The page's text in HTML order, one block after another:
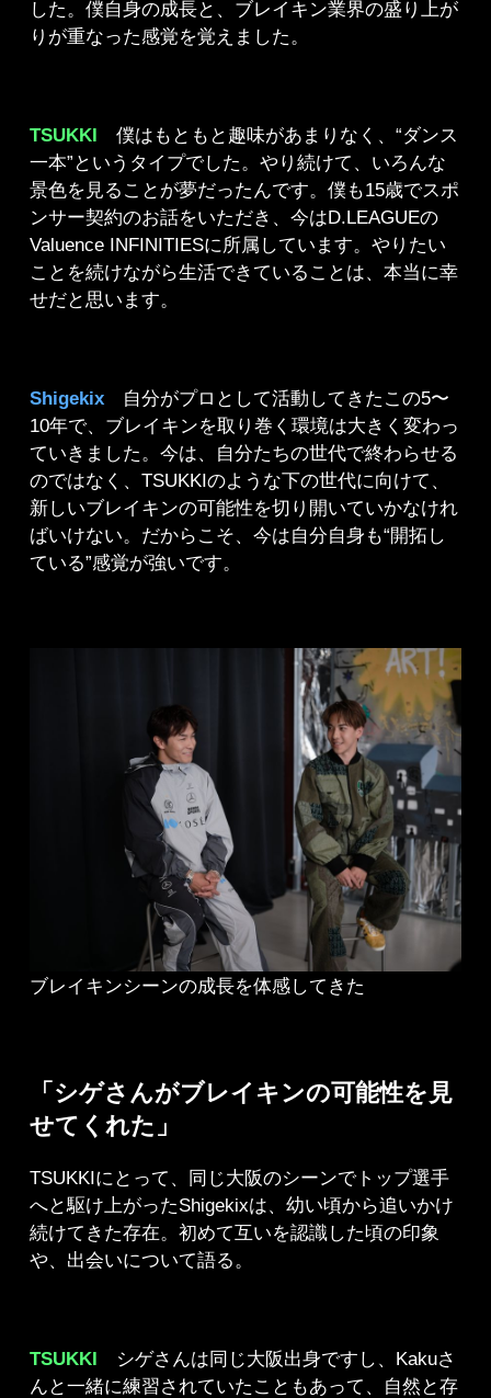
した。僕自身の成長と、ブレイキン業界の盛り上が
りが重なった感覚を覚えました。
TSUKKI 僕はもともと趣味があまりなく、“ダンス
一本”というタイプでした。やり続けて、いろんな
景色を見ることが夢だったんです。僕も15歳でスポ
ンサー契約のお話をいただき、今はD.LEAGUEの
Valuence INFINITIESに所属しています。やりたい
ことを続けながら生活できていることは、本当に幸
せだと思います。
Shigekix 自分がプロとして活動してきたこの5〜
10年で、ブレイキンを取り巻く環境は大きく変わっ
ていきました。今は、自分たちの世代で終わらせる
のではなく、TSUKKIのような下の世代に向けて、
新しいブレイキンの可能性を切り開いていかなけれ
ばいけない。だからこそ、今は自分自身も“開拓し
ている”感覚が強いです。
ブレイキンシーンの成長を体感してきた
「シゲさんがブレイキンの可能性を見
せてくれた」
TSUKKIにとって、同じ大阪のシーンでトップ選手
へと駆け上がったShigekixは、幼い頃から追いかけ
続けてきた存在。初めて互いを認識した頃の印象
や、出会いについて語る。
TSUKKI シゲさんは同じ大阪出身ですし、Kakuさ
んと一緒に練習されていたこともあって、自然と存